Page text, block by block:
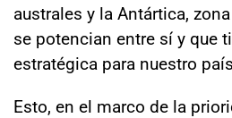
australes y la Antártica,
se potencian entre sí y que
estratégica para nuestro país
Esto, en el marco de la